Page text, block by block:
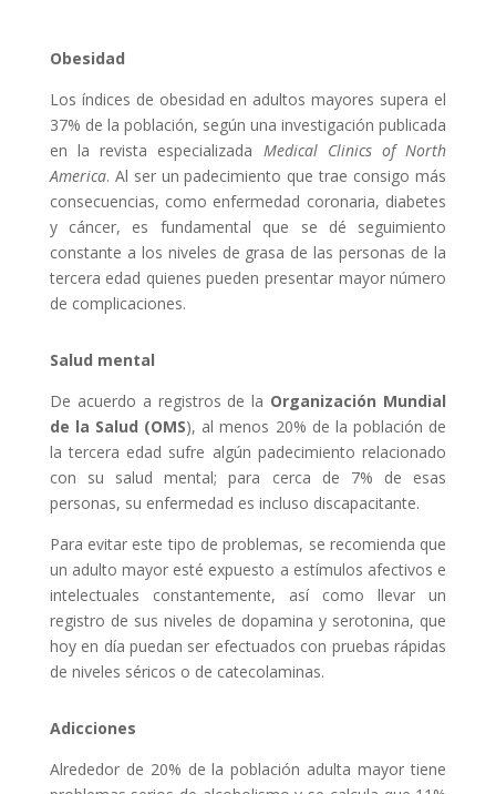
Obesidad
Los índices de obesidad en adultos mayores supera el
37% de la población, según una investigación publicada
en la revista especializada Medical Clinics of North
America. Al ser un padecimiento que trae consigo más
consecuencias, como enfermedad coronaria, diabetes
y cáncer, es fundamental que se dé seguimiento
constante a los niveles de grasa de las personas de la
tercera edad quienes pueden presentar mayor número
de complicaciones.
Salud mental
De acuerdo a registros de la Organización Mundial
de la Salud (OMS), al menos 20% de la población de
la tercera edad sufre algún padecimiento relacionado
con su salud mental; para cerca de 7% de esas
personas, su enfermedad es incluso discapacitante.
Para evitar este tipo de problemas, se recomienda que
un adulto mayor esté expuesto a estímulos afectivos e
intelectuales constantemente, así como llevar un
registro de sus niveles de dopamina y serotonina, que
hoy en día puedan ser efectuados con pruebas rápidas
de niveles séricos o de catecolaminas.
Adicciones
Alrededor de 20% de la población adulta mayor tiene